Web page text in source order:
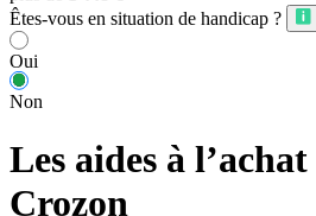
Êtes-vous en situation de handicap ?
Oui
Non
Les aides à
Crozon